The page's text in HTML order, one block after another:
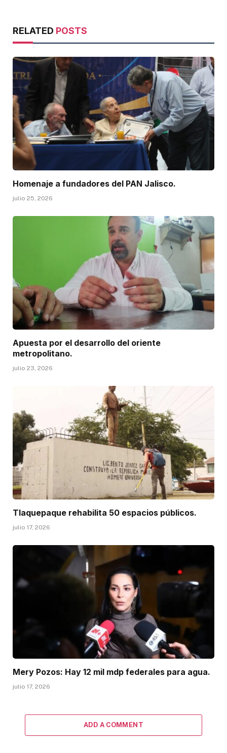
RELATED POSTS
Homenaje a fundadores del PAN Jalisco.
julio 25, 2026
Apuesta por el desarrollo del oriente
metropolitano.
julio 23, 2026
Tlaquepaque rehabilita 50 espacios públicos.
julio 17, 2026
Mery Pozos: Hay 12 mil mdp federales para agua.
julio 17, 2026
ADD A COMMENT